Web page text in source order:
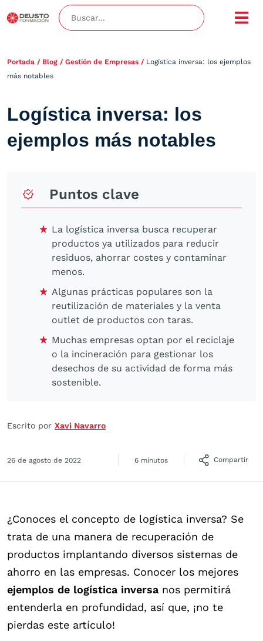
Portada / Blog / Gestión de Empresas / Logística inversa: los ejemplos
más notables
Logística inversa: los
ejemplos más notables
Puntos clave
La logística inversa busca recuperar
productos ya utilizados para reducir
residuos, ahorrar costes y contaminar
menos.
Algunas prácticas populares son la
reutilización de materiales y la venta
outlet de productos con taras.
Muchas empresas optan por el reciclaje
o la incineración para gestionar los
desechos de su actividad de forma más
sostenible.
Escrito por Xavi Navarro
26 de agosto de 2022 6 minutos Compartir
¿Conoces el concepto de logística inversa? Se
trata de una manera de recuperación de
productos implantando diversos sistemas de
ahorro en las empresas. Conocer los mejores
ejemplos de logística inversa nos permitirá
entenderla en profundidad, así que, ¡no te
pierdas este artículo!